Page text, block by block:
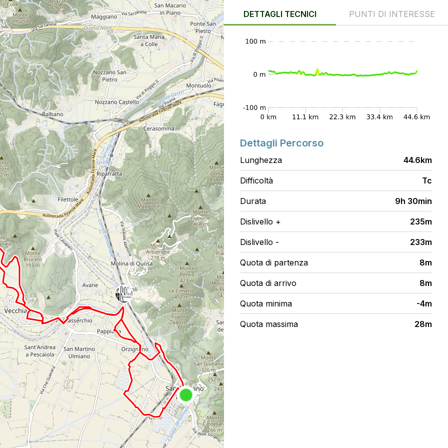
DETTAGLI TECNICI PUNTI DI INTERESSE
Dettagli Percorso
Lunghezza 44.6km
Difficoltà Tc
Durata 9h 30min
Dislivello + 235m
Dislivello - 233m
Quota di partenza 8m
Quota di arrivo 8m
Quota minima -4m
Quota massima 28m